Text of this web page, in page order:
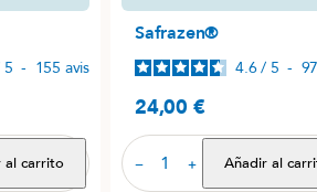
5 - 155 avis
al carrito
Safrazen®
4.6 / 5 -
Precio
24,00 €
− + Añadir al